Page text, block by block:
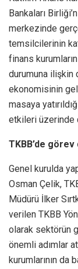
Bankaları
merkezinde
temsilcilerinin
finans
durumuna ilişkin
ekonomisinin
masaya
etkileri üzerinde
TKBB’de
Genel kurulda
Osman Çelik,
Müdürü İlker
verilen TKBB
olarak sektörün
önemli adımlar
kurumlarının